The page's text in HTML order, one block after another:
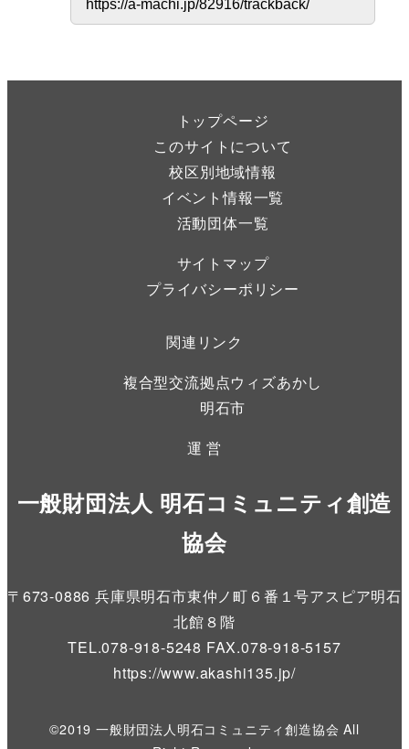
トップページ
このサイトについて
校区別地域情報
イベント情報一覧
活動団体一覧
サイトマップ
プライバシーポリシー
関連リンク
複合型交流拠点ウィズあかし
明石市
運 営
一般財団法人 明石コミュニティ創造
協会
〒673-0886 兵庫県明石市東仲ノ町６番１号アスピア明石
北館８階
TEL.078-918-5248 FAX.078-918-5157
https://www.akashi135.jp/
©2019 一般財団法人明石コミュニティ創造協会 All